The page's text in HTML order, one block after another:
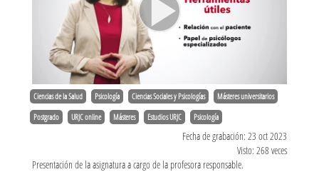
Ciencias de la Salud Psicología Ciencias Sociales y Psicologías Másteres universitarios
Postgrado URJC online Másteres Estudios URJC Psicología
Fecha de grabación: 23 oct 2023
Visto: 268 veces
Presentación de la asignatura a cargo de la profesora responsable.